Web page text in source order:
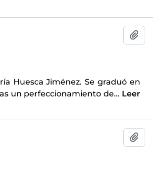
Huesca Jiménez. Se graduó en
un perfeccionamiento de… Leer